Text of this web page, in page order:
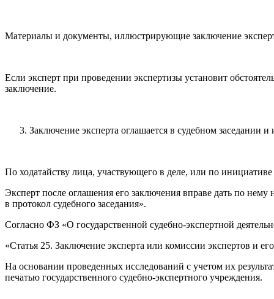
Материалы и документы, иллюстрирующие заключение
Если эксперт при проведении экспертизы установит
заключение.
Заключение эксперта оглашается в судебном заседании
По ходатайству лица, участвующего в деле, или по
Эксперт после оглашения его заключения вправе дать по
в протокол судебного заседания».
Согласно ФЗ «О государственной судебно-экспертной
«Статья 25. Заключение эксперта или комиссии экспертов и
На основании проведенных исследований с учетом их
печатью государственного судебно-экспертного учреждения.